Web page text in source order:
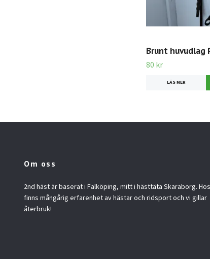
Brunt huvudlag
80 kr
LÄS MER
Om oss
2nd häst är baserat i Falköping, mitt i hästtäta Skaraborg.
finns mångårig erfarenhet av hästar och ridsport och vi gillar
återbruk!